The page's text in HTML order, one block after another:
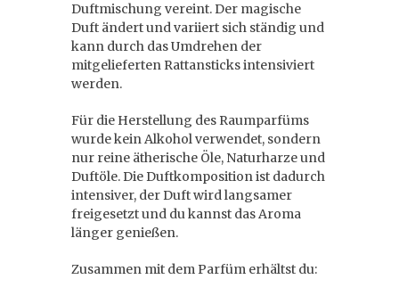
Duftmischung vereint. Der magische
Duft ändert und variiert sich ständig und
kann durch das Umdrehen der
mitgelieferten Rattansticks intensiviert
werden.
Für die Herstellung des Raumparfüms
wurde kein Alkohol verwendet, sondern
nur reine ätherische Öle, Naturharze und
Duftöle. Die Duftkomposition ist dadurch
intensiver, der Duft wird langsamer
freigesetzt und du kannst das Aroma
länger genießen.
Zusammen mit dem Parfüm erhältst du: